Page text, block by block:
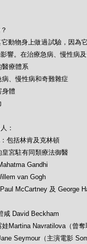
它動物身上做過試驗，因
響。在治療急病、慢性病
醫療體系
、慢性病和奇難雜症
身體
：
包括林肯及克林頓
宮駐有同類療法御醫
Gandhi
van Gogh
McCartney 及 George
咸 David Beckham
Martina Navratilova（曾奪
Seymour（主演電影